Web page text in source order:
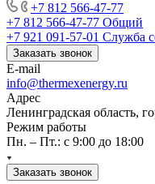
+7 812 566-47-77
+7 812 566-47-77 Общий
+7 921 091-57-01 Служба
Заказать звонок
E-mail
info@thermexenergy.ru
Адрес
Ленинградская область,
Режим работы
Пн. – Пт.: с 9:00 до 18:00
Заказать звонок